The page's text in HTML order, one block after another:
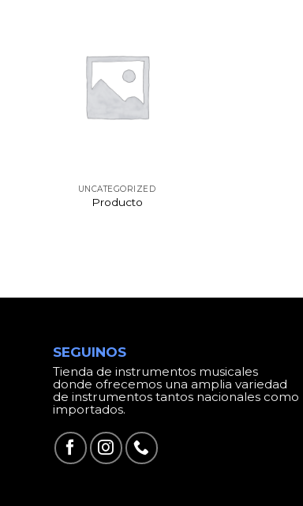
UNCATEGORIZED
Producto
SEGUINOS
Tienda de instrumentos musicales
donde ofrecemos una amplia variedad
de instrumentos tantos nacionales como
importados.